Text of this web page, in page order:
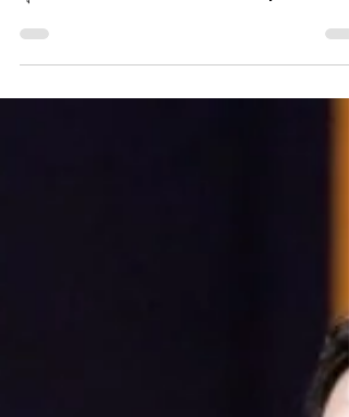
ตอนนี้บัตรเข้างานสำหรับ งานเสวนา : เสียงจาก
ชุมชนกับการพัฒนาเมืองอย่างยั่งยืน | Voices
From The...